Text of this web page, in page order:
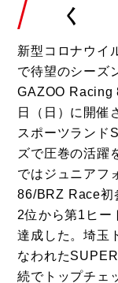
く
新型コロナウイ
で待望のシーズ
GAZOO Racing
日（日）に開催
スポーツランド
ズで圧巻の活躍
ではジュニアフ
86/BRZ Race初
2位から第1ヒー
達成した。埼玉
なわれた
続でトップチェ